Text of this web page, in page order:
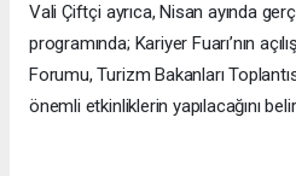
Vali Çiftçi ayrıca, Nisan ayında
programında; Kariyer Fuarı’nın
Forumu, Turizm Bakanları
önemli etkinliklerin yapılacağını